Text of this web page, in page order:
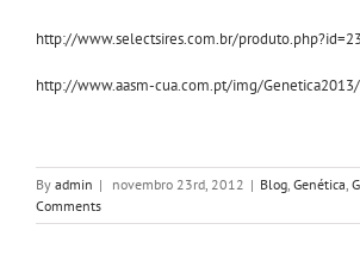
http://www.selectsires.com.br/
http://www.aasm-cua.com.pt/img/
By admin | novembro 23rd, 2012 | Blog, Genética,
Comments